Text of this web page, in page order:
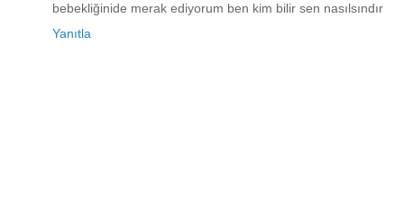
bebekliğinide merak ediyorum ben kim bilir sen nasılsındır
Yanıtla